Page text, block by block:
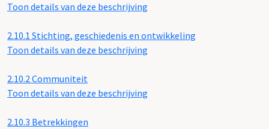
Toon details van deze beschrijving
2.10.1 Stichting, geschiedenis en ontwikkeling
Toon details van deze beschrijving
2.10.2Communiteit
Toon details van deze beschrijving
2.10.3 Betrekkingen